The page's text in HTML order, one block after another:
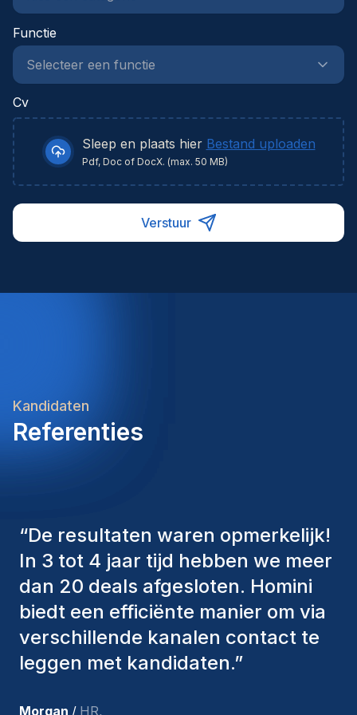
Functie
Cv
Sleep en plaats hier Bestand uploaden
Pdf, Doc of DocX. (max. 50 MB)
Verstuur
Kandidaten
Referenties
“De consultants van Homini
hebben altijd verschillende
factoren in overweging genomen
om ons de juiste kandidaten aan te
bieden. De mensen die we hebben
aangenomen, zijn nog steeds bij